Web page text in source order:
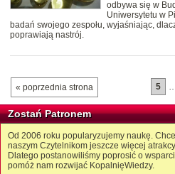
odbywa się w
Uniwersytetu w
badań swojego zespołu, wyjaśniając,
poprawiają nastrój.
« poprzednia strona 5
Zostań Patronem
Od 2006 roku popularyzujemy naukę.
naszym Czytelnikom jeszcze więcej
Dlatego postanowiliśmy poprosić o
pomóż nam rozwijać KopalnięWiedzy.